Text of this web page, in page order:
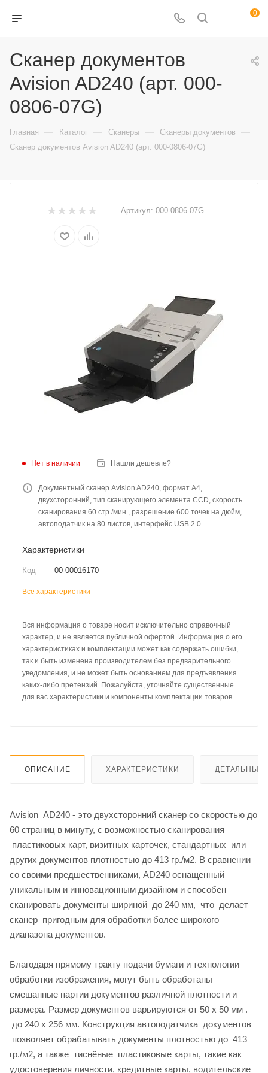
0
Сканер документов
Avision AD240 (арт. 000-
0806-07G)
Главная — Каталог — Сканеры — Сканеры документов —
Сканер документов Avision AD240 (арт. 000-0806-07G)
Артикул: 000-0806-07G
Нет в наличии Нашли дешевле?
Документный сканер Avision AD240, формат А4,
двухсторонний, тип сканирующего элемента CCD, скорость
сканирования 60 стр./мин., разрешение 600 точек на дюйм,
автоподатчик на 80 листов, интерфейс USB 2.0.
Характеристики
Код — 00-00016170
Все характеристики
Вся информация о товаре носит исключительно справочный
характер, и не является публичной офертой. Информация о его
характеристиках и комплектации может как содержать ошибки,
так и быть изменена производителем без предварительного
уведомления, и не может быть основанием для предъявления
каких-либо претензий. Пожалуйста, уточняйте существенные
для вас характеристики и компоненты комплектации товаров
ОПИСАНИЕ ХАРАКТЕРИСТИКИ ДЕТАЛЬНЫЕ
Avision AD240 - это двухсторонний сканер со скоростью до
60 страниц в минуту, с возможностью сканирования
пластиковых карт, визитных карточек, стандартных или
других документов плотностью до 413 гр./м2. В сравнении
со своими предшественниками, AD240 оснащенный
уникальным и инновационным дизайном и способен
сканировать документы шириной до 240 мм, что делает
сканер пригодным для обработки более широкого
диапазона документов.
Благодаря прямому тракту подачи бумаги и технологии
обработки изображения, могут быть обработаны
смешанные партии документов различной плотности и
размера. Размер документов варьируются от 50 x 50 мм .
до 240 x 256 мм. Конструкция автоподатчика документов
позволяет обрабатывать документы плотностью до 413
гр./м2, а также тиснёные пластиковые карты, такие как
удостоверения личности, кредитные карты, водительские